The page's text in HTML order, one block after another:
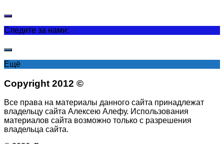
Следите за нами:
Ещё
Copyright 2012 ©
Все права на материалы данного сайта принадлежат
владельцу сайта Алексею Алефу. Использования
материалов сайта возможно только с разрешения
владельца сайта.